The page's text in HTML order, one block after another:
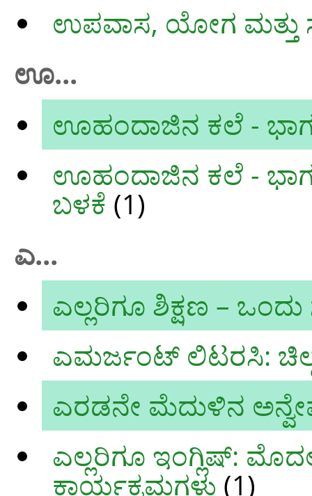
ಉಪವಾಸ, ಯೋಗ ಮತ್ತು
ಊ...
ಊಹಂದಾಜಿನ ಕಲೆ -
ಊಹಂದಾಜಿನ ಕಲೆ - ಭಾಗ
ಬಳಕೆ (1)
ಎ...
ಎಲ್ಲರಿಗೂ ಶಿಕ್ಷಣ –
ಎಮರ್ಜಂಟ್ ಲಿಟರಸಿ:
ಎರಡನೇ ಮೆದುಳಿನ
ಎಲ್ಲರಿಗೂ ಇಂಗ್ಲಿಷ್‌:
ಕಾರ್ಯಕ್ರಮಗಳು (1)